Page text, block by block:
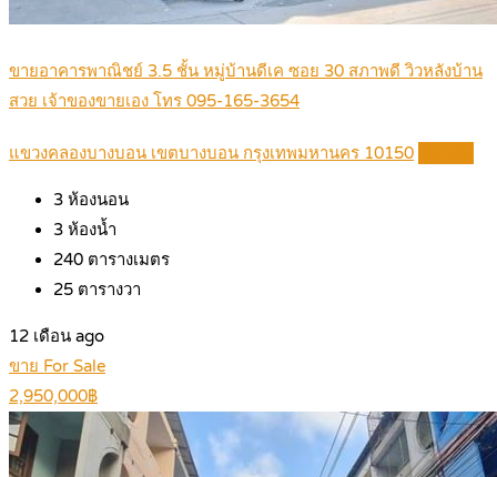
ขายอาคารพาณิชย์ 3.5 ชั้น หมู่บ้านดีเค ซอย 30 สภาพดี วิวหลังบ้าน
สวย เจ้าของขายเอง โทร 095-165-3654
แขวงคลองบางบอน เขตบางบอน กรุงเทพมหานคร 10150
3 ห้องนอน
3 ห้องน้ำ
240 ตารางเมตร
25 ตารางวา
12 เดือน ago
ขาย For Sale
2,950,000฿